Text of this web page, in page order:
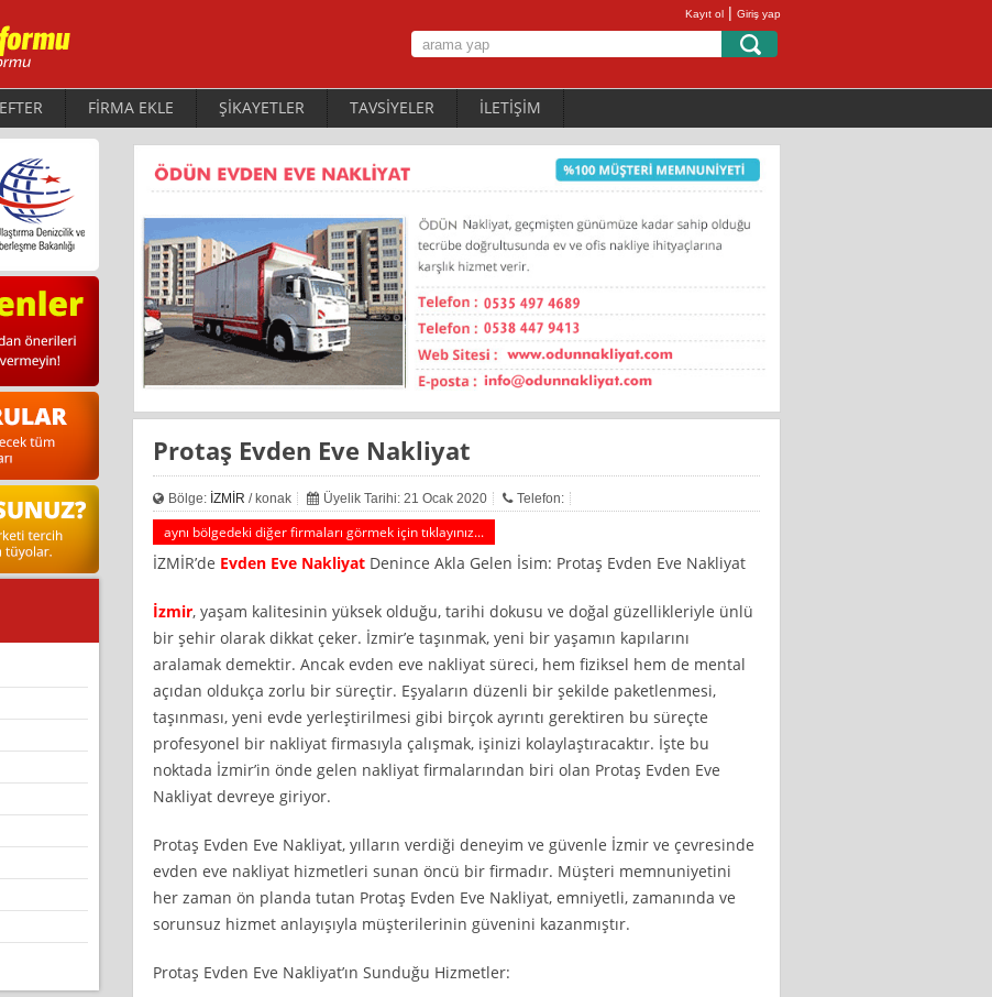
Kayıt ol | Giriş yap
FİRMA EKLE ŞİKAYETLER TAVSİYELER İLETİŞİM
Protaş Evden Eve Nakliyat
Bölge: İZMİR / konak Üyelik Tarihi: 21 Ocak 2020 Telefon:
aynı bölgedeki diğer firmaları görmek için tıklayınız...
İZMİR’de Evden Eve NakliyatDenince Akla Gelen İsim: Protaş Evden Eve Nakliyat
İzmir, yaşam kalitesinin yüksek olduğu, tarihi dokusu ve doğal güzellikleriyle ünlü
bir şehir olarak dikkat çeker. İzmir’e taşınmak, yeni bir yaşamın kapılarını
aralamak demektir. Ancak evden eve nakliyat süreci, hem fiziksel hem de mental
açıdan oldukça zorlu bir süreçtir. Eşyaların düzenli bir şekilde paketlenmesi,
taşınması, yeni evde yerleştirilmesi gibi birçok ayrıntı gerektiren bu süreçte
profesyonel bir nakliyat firmasıyla çalışmak, işinizi kolaylaştıracaktır. İşte bu
noktada İzmir’in önde gelen nakliyat firmalarından biri olan Protaş Evden Eve
Nakliyat devreye giriyor.
Protaş Evden Eve Nakliyat, yılların verdiği deneyim ve güvenle İzmir ve çevresinde
evden eve nakliyat hizmetleri sunan öncü bir firmadır. Müşteri memnuniyetini
her zaman ön planda tutan Protaş Evden Eve Nakliyat, emniyetli, zamanında ve
sorunsuz hizmet anlayışıyla müşterilerinin güvenini kazanmıştır.
Protaş Evden Eve Nakliyat’ın Sunduğu Hizmetler: